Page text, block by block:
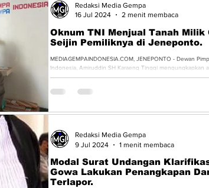
Oknum TNI Menjual Tanah Milik
Seijin Pemiliknya di Jeneponto.
MEDIAGEMPAINDONESIA.COM, JENEPONTO - Dewan Pimpinan Pusat (DPP) LSM Gempa
Indonesia, Amiruddin SH Karaeng Tinggi mengungkapkan
Redaksi Media Gempa
16 Jul 2024
2 menit membaca
Modal Surat Undangan
Gowa Lakukan Penangkapan
Terlapor.
Redaksi Media Gempa
9 Jul 2024
1 menit membaca